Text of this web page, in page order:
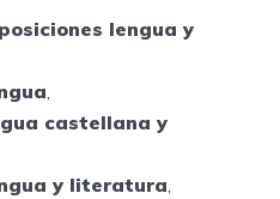
lengua y
,
castellana y
y literatura,